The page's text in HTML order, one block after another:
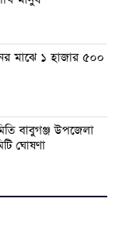
মাঝে ১ হাজার ৫০০
বাবুগঞ্জ উপজেলা
ঘোষণা